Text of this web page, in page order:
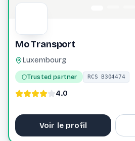
Mo Transport
Luxembourg
Trusted partner RCS B304474
4.0
Voir le profil